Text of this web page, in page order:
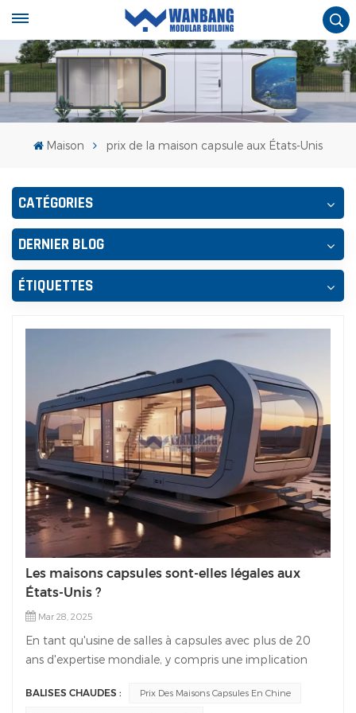
Maison prix de la maison capsule aux États-Unis
CATÉGORIES
DERNIER BLOG
ÉTIQUETTES
Les maisons capsules sont-elles légales aux
États-Unis ?
Mar 28, 2025
En tant qu'usine de salles à capsules avec plus de 20
ans d'expertise mondiale, y compris une implication
détaillée de l'environnement juridique, des tendances de
BALISES CHAUDES : Prix Des Maisons Capsules En Chine